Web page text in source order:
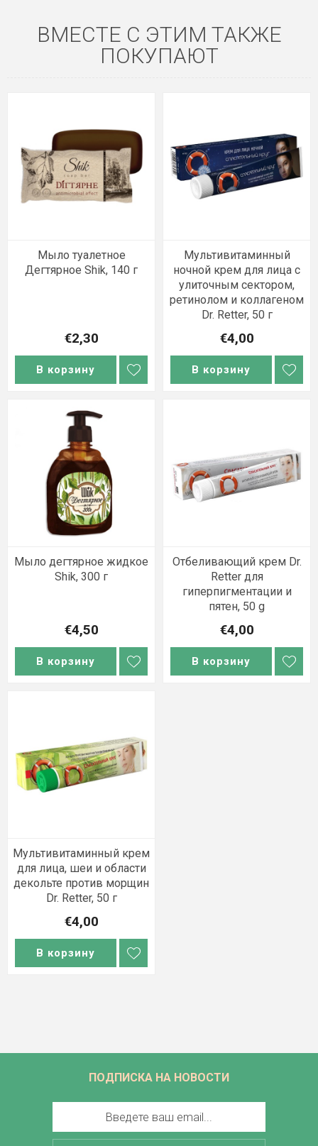
ВМЕСТЕ С ЭТИМ ТАКЖЕ
ПОКУПАЮТ
Мыло туалетное
Дегтярное Shik, 140 г
€2,30
В корзину
Мультивитаминный
ночной крем для лица с
улиточным сектором,
ретинолом и коллагеном
Dr. Retter, 50 г
€4,00
В корзину
Мыло дегтярное жидкое
Shik, 300 г
€4,50
В корзину
Отбеливающий крем Dr.
Retter для
гиперпигментации и
пятен, 50 g
€4,00
В корзину
Мультивитаминный крем
для лица, шеи и области
декольте против морщин
Dr. Retter, 50 г
€4,00
В корзину
ПОДПИСКА НА НОВОСТИ